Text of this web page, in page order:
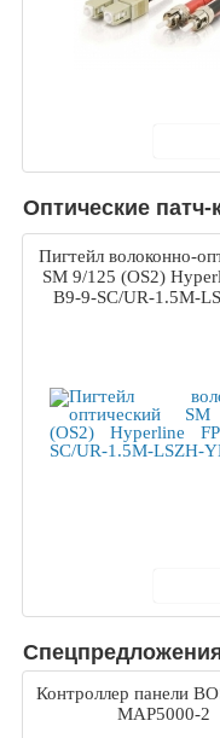
Оптические
Пигтейл волоконно-
SM 9/125 (OS2)
B9-9-SC/UR-1.5M-
Контроллер панели
MAP5000-2